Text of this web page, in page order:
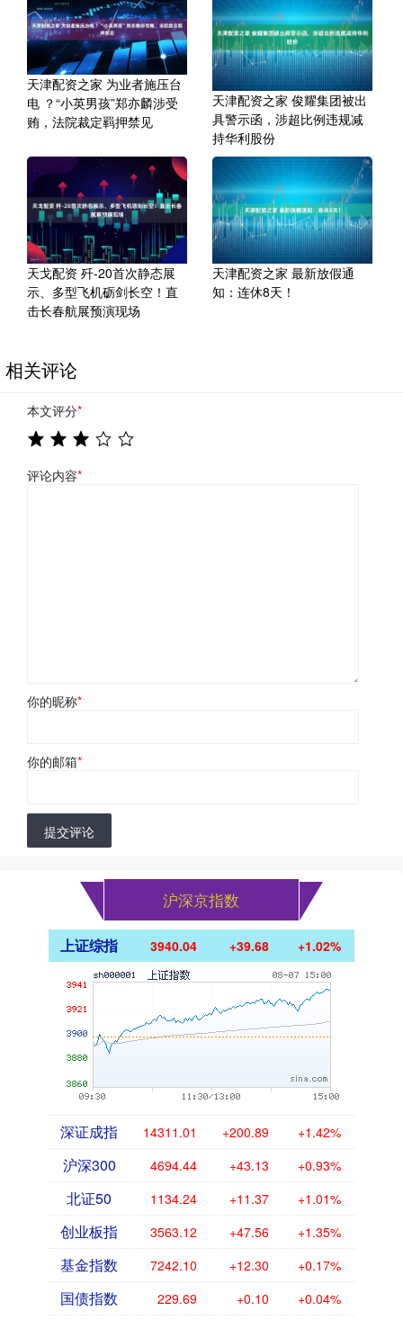
天津配资之家 为业者施压台
电 ？“小英男孩”郑亦麟涉受
贿，法院裁定羁押禁见
天津配资之家 俊耀集团被出
具警示函，涉超比例违规减
持华利股份
天戈配资 歼-20首次静态展
示、多型飞机砺剑长空！直
击长春航展预演现场
天津配资之家 最新放假通
知：连休8天！
相关评论
本文评分*
评论内容*
你的昵称*
你的邮箱*
提交评论
沪深京指数
上证综指 3940.04 +39.68 +1.02%
深证成指 14311.01 +200.89 +1.42%
沪深300 4694.44 +43.13 +0.93%
北证50 1134.24 +11.37 +1.01%
创业板指 3563.12 +47.56 +1.35%
基金指数 7242.10 +12.30 +0.17%
国债指数 229.69 +0.10 +0.04%